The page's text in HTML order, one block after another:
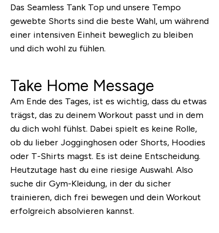
Das Seamless Tank Top und unsere Tempo
gewebte Shorts sind die beste Wahl, um während
einer intensiven Einheit beweglich zu bleiben
und dich wohl zu fühlen.
Take Home Message
Am Ende des Tages, ist es wichtig, dass du etwas
trägst, das zu deinem Workout passt und in dem
du dich wohl fühlst. Dabei spielt es keine Rolle,
ob du lieber Jogginghosen oder Shorts, Hoodies
oder T-Shirts magst. Es ist deine Entscheidung.
Heutzutage hast du eine riesige Auswahl. Also
suche dir Gym-Kleidung, in der du sicher
trainieren, dich frei bewegen und dein Workout
erfolgreich absolvieren kannst.